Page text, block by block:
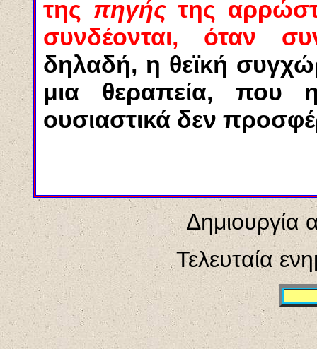
της πηγήςτης
συνδέονται, όταν
δηλαδή, η θεϊκή
μια θεραπεία,
ουσιαστικά δεν
Δημιουργία
Τελευταία